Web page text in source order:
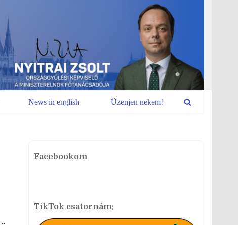
News in english Üzenjen nekem!
Facebookom
TikTok csatornám: